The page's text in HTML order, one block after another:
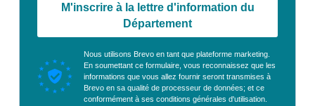
Les services en ligne
Contacter le Département
M'inscrire à la lettre d'information du
Département
Nous utilisons Brevo en tant que plateforme marketing.
En soumettant ce formulaire, vous reconnaissez que les
informations que vous allez fournir seront transmises à
Brevo en sa qualité de processeur de données; et ce
conformément à ses conditions générales d'utilisation.